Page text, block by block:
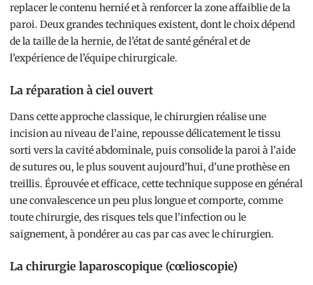
replacer le contenu hernié et à renforcer la zone affaiblie de la
paroi. Deux grandes techniques existent, dont le choix dépend
de la taille de la hernie, de l’état de santé général et de
l’expérience de l’équipe chirurgicale.
La réparation à ciel ouvert
Dans cette approche classique, le chirurgien réalise une
incision au niveau de l’aine, repousse délicatement le tissu
sorti vers la cavité abdominale, puis consolide la paroi à l’aide
de sutures ou, le plus souvent aujourd’hui, d’une prothèse en
treillis. Éprouvée et efficace, cette technique suppose en général
une convalescence un peu plus longue et comporte, comme
toute chirurgie, des risques tels que l’infection ou le
saignement, à pondérer au cas par cas avec le chirurgien.
La chirurgie laparoscopique (cœlioscopie)